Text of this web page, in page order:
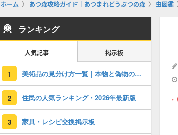
ホーム あつ森攻略ガイド｜あつまれどうぶつの森 虫図鑑
ランキング
人気記事 掲示板
1 美術品の見分け方一覧｜本物と偽物の違い
2 住民の人気ランキング・2026年最新版
3 家具・レシピ交換掲示板